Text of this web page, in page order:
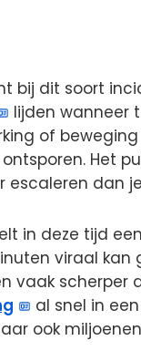
bij dit soort
lijden wanneer
of
Het
escaleren dan
in deze tijd
viraal
vaak scherper
al snel in
ook